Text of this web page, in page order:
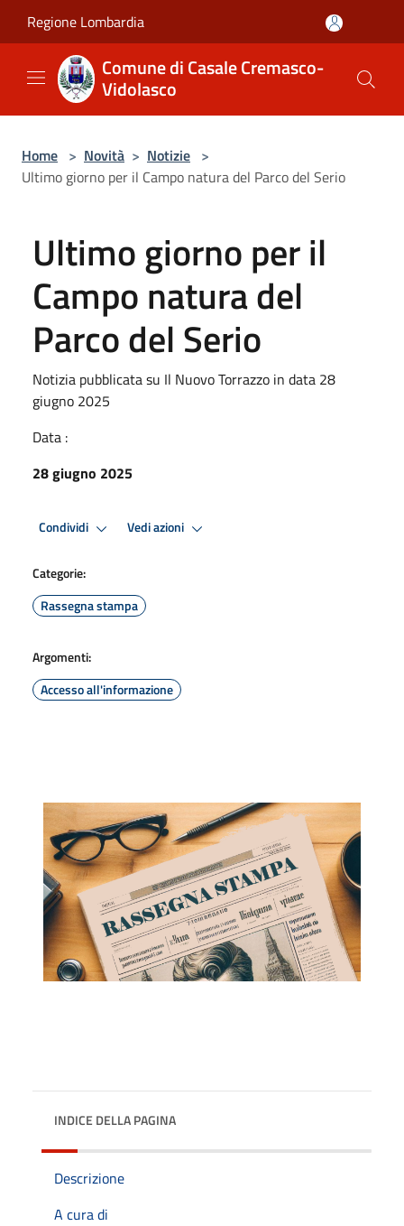
Regione Lombardia
Comune di Casale Cremasco-
Vidolasco
Home > Novità > Notizie >
Ultimo giorno per il Campo natura del Parco del Serio
Ultimo giorno per il
Campo natura del
Parco del Serio
Notizia pubblicata su Il Nuovo Torrazzo in data 28
giugno 2025
Data :
28 giugno 2025
Condividi Vedi azioni
Categorie:
Rassegna stampa
Argomenti:
Accesso all'informazione
INDICE DELLA PAGINA
Descrizione
A cura di